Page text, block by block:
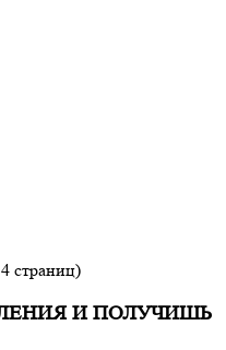
страниц)
И ПОЛУЧИШЬ